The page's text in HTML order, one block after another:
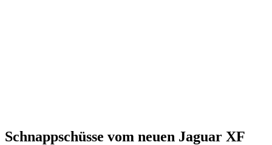
Schnappschüsse vom neuen Jaguar XF